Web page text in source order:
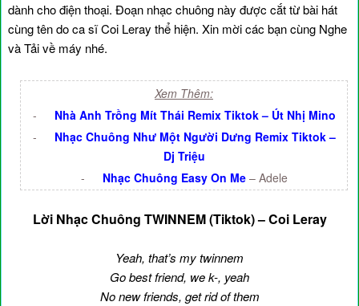
dành cho điện thoại. Đoạn nhạc chuông này được cắt từ bài hát
cùng tên do ca sĩ Coi Leray thể hiện. Xin mời các bạn cùng Nghe
và Tải về máy nhé.
Xem Thêm:
-
Nhà Anh Trồng Mít Thái Remix Tiktok – Út Nhị Mino
-
Nhạc Chuông Như Một Người Dưng Remix Tiktok –
Dj Triệu
-
Nhạc Chuông Easy On Me– Adele
Lời Nhạc Chuông TWINNEM (Tiktok) – Coi Leray
Yeah, that’s my twinnem
Go best friend, we k-, yeah
No new friends, get rid of them